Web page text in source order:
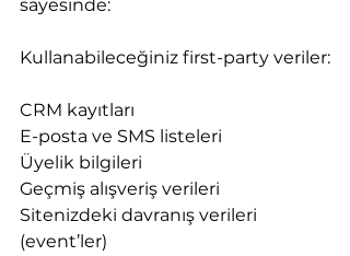
sayesinde:
Kullanabileceğiniz first-party veriler:
CRM kayıtları
E-posta ve SMS listeleri
Üyelik bilgileri
Geçmiş alışveriş verileri
Sitenizdeki davranış verileri
(event’ler)